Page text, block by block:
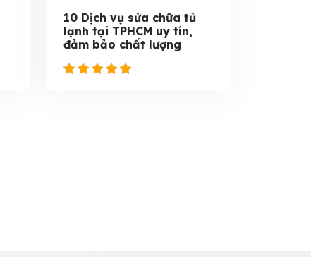
10 Dịch vụ sửa chữa tủ
lạnh tại TPHCM uy tín,
đảm bảo chất lượng